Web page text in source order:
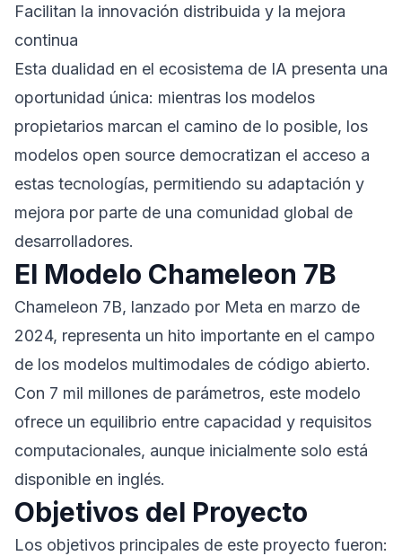
Facilitan la innovación distribuida y la mejora
continua
Esta dualidad en el ecosistema de IA presenta una
oportunidad única: mientras los modelos
propietarios marcan el camino de lo posible, los
modelos open source democratizan el acceso a
estas tecnologías, permitiendo su adaptación y
mejora por parte de una comunidad global de
desarrolladores.
El Modelo Chameleon 7B
Chameleon 7B, lanzado por Meta en marzo de
2024, representa un hito importante en el campo
de los modelos multimodales de código abierto.
Con 7 mil millones de parámetros, este modelo
ofrece un equilibrio entre capacidad y requisitos
computacionales, aunque inicialmente solo está
disponible en inglés.
Objetivos del Proyecto
Los objetivos principales de este proyecto fueron: